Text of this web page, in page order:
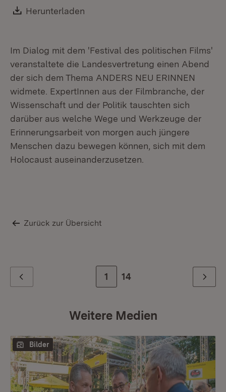
Download:
Herunterladen
Im Dialog mit dem 'Festival des politischen Films'
veranstaltete die Landesvertretung einen Abend
der sich dem Thema ANDERS NEU ERINNEN
widmete. ExpertInnen aus der Filmbranche, der
Wissenschaft und der Politik tauschten sich
darüber aus welche Wege und Werkzeuge der
Erinnerungsarbeit von morgen auch jüngere
Menschen dazu bewegen können, sich mit dem
Holocaust auseinanderzusetzen.
Zurück zur Übersicht
Zur Seite
1 Zur letzten Seite
14 Weiter
Weitere Medien
Bilder